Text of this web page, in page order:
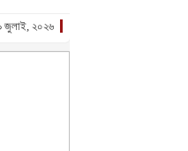
জুলাই, ২০২৬